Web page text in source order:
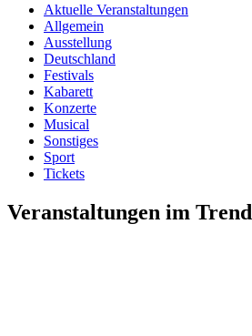
Aktuelle Veranstaltungen
Allgemein
Ausstellung
Deutschland
Festivals
Kabarett
Konzerte
Musical
Sonstiges
Sport
Tickets
Veranstaltungen im Trend